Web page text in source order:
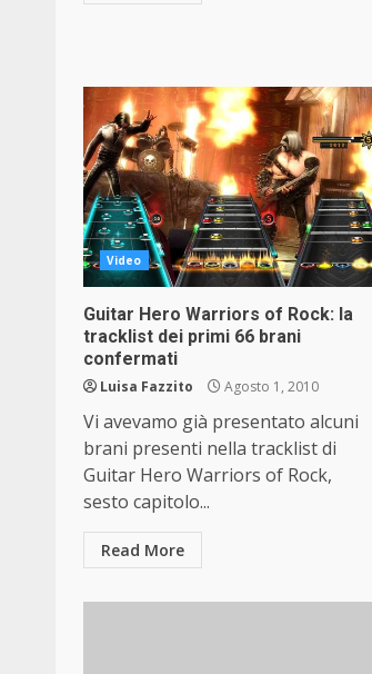
Video
Guitar Hero Warriors of Rock: la
tracklist dei primi 66 brani
confermati
Luisa Fazzito Agosto 1, 2010
Vi avevamo già presentato alcuni
brani presenti nella tracklist di
Guitar Hero Warriors of Rock,
sesto capitolo...
Read More